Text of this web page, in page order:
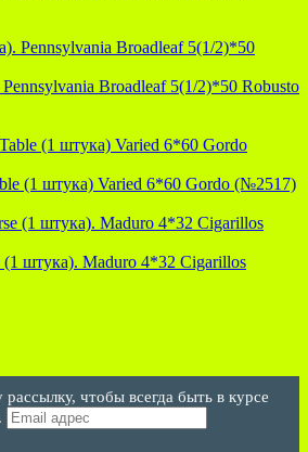
Broadleaf 5(1/2)*50 Robusto
(1 штука) Varied 6*60 Gordo (№2517)
штука). Maduro 4*32 Cigarillos
чтобы всегда быть в курсе